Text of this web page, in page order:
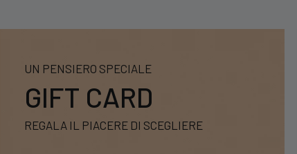
UN PENSIERO SPECIALE
GIFT CARD
REGALA IL PIACERE DI SCEGLIERE